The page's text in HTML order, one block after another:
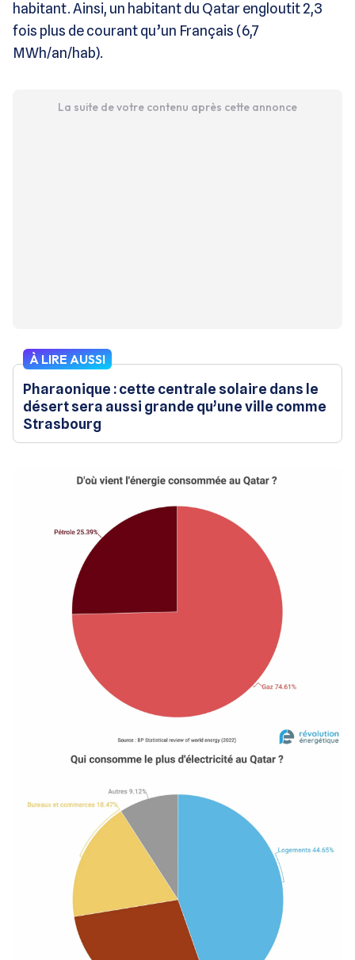
habitant. Ainsi, un habitant du Qatar engloutit 2,3
fois plus de courant qu’un Français (6,7
MWh/an/hab).
La suite de votre contenu après cette annonce
À LIRE AUSSI
Pharaonique : cette centrale solaire dans le
désert sera aussi grande qu’une ville comme
Strasbourg